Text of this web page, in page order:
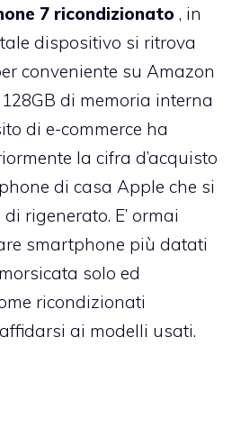
7 ricondizionato , in
dispositivo si ritrova
conveniente su Amazon
di memoria interna
di e-commerce ha
la cifra d’acquisto
di casa Apple che si
rigenerato. E’ ormai
smartphone più datati
solo ed
ricondizionati
ai modelli usati.